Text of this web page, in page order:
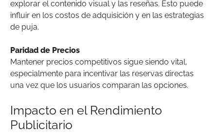
explorar el contenido visual y las reseñas. Esto puede
influir en los costos de adquisición y en las estrategias
de puja.
Paridad de Precios
Mantener precios competitivos sigue siendo vital,
especialmente para incentivar las reservas directas
una vez que los usuarios comparan las opciones.
Impacto en el Rendimiento
Publicitario